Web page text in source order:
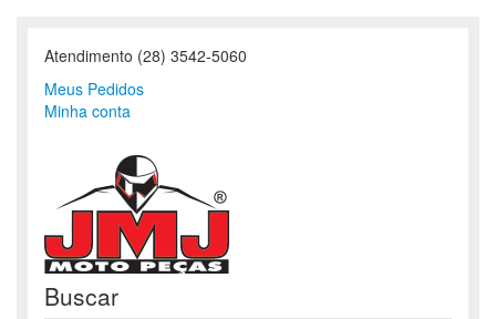
Atendimento (28) 3542-5060
Meus Pedidos
Minha conta
Buscar